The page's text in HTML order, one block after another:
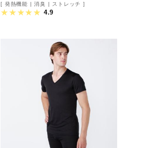
発熱機能 消臭 ストレッチ
4.9